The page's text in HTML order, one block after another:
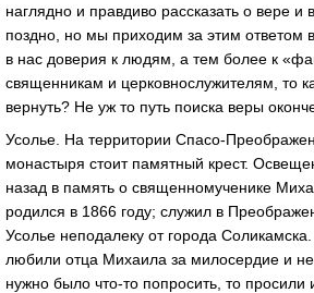
наглядно и правдиво рассказать о вере и
поздно, но мы приходим за этим ответом
в нас доверия к людям, а тем более к
священникам и церковнослужителям, то
вернуть? Не уж то путь поиска веры
Усолье. На территории Спасо-
монастыря стоит памятный крест.
назад в память о священномученике
родился в 1866 году; служил в
Усолье неподалеку от города
любили отца Михаила за милосердие и
нужно было что-то попросить, то